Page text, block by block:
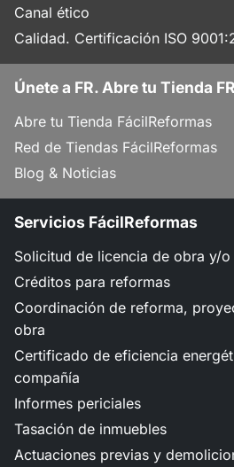
Canal ético
Calidad. Certificación ISO
Únete a FR. Abre tu Tienda FR
Abre tu Tienda FácilReformas
Red de Tiendas FácilReformas
Blog & Noticias
Servicios FácilReformas
Solicitud de licencia de obra y/
Créditos para reformas
Coordinación de reforma,
obra
Certificado de eficiencia
compañía
Informes periciales
Tasación de inmuebles
Actuaciones previas y